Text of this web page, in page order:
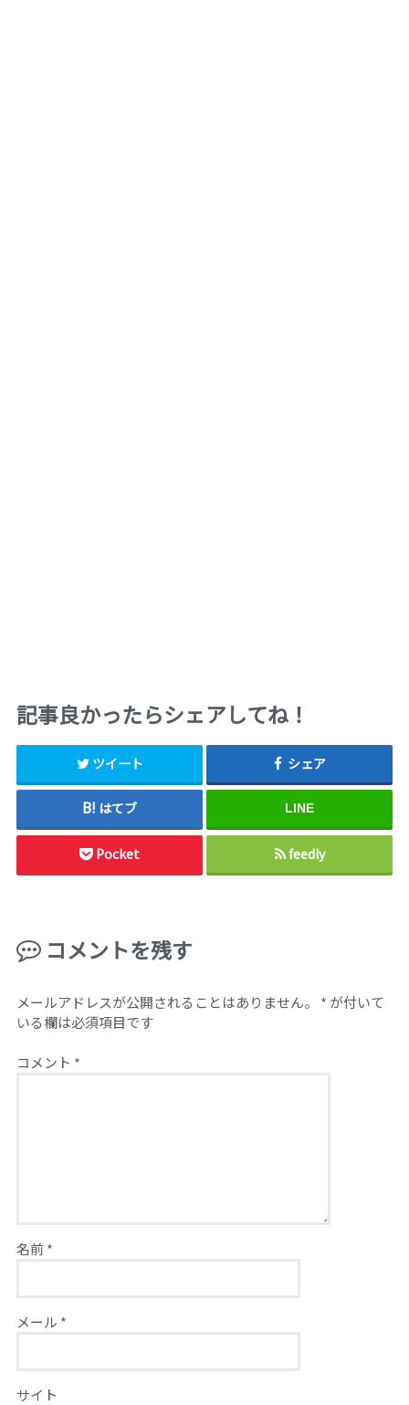
記事良かったらシェアしてね！
ツイート シェア
はてブ LINE
Pocket feedly
コメントを残す
メールアドレスが公開されることはありません。 * が付いて
いる欄は必須項目です
コメント *
名前*
メール *
サイト